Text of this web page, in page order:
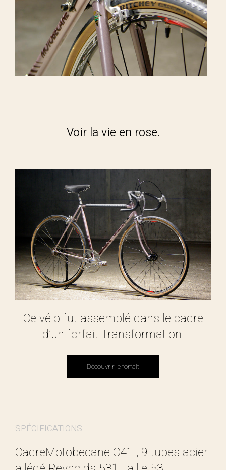
Voir la vie en rose.
Ce vélo fut assemblé dans le cadre
d’un forfait Transformation.
Découvrir le forfait
Découvrir le forfait
SPÉCIFICATIONS
CadreMotobecane C41 , 9 tubes acier